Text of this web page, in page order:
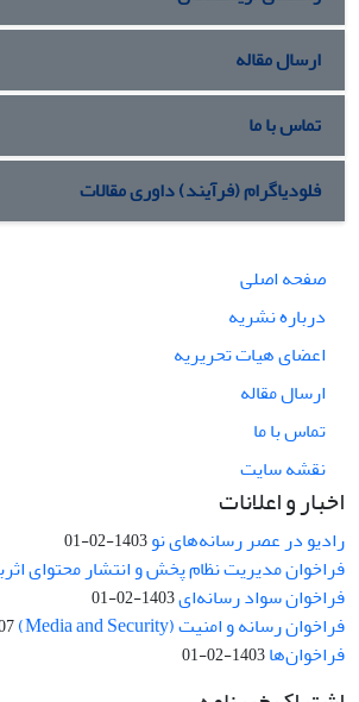
ارسال مقاله
تماس با ما
فلودیاگرام (فرآیند) داوری مقالات
صفحه اصلی
درباره نشریه
اعضای هیات تحریریه
ارسال مقاله
تماس با ما
نقشه سایت
اخبار و اعلانات
رادیو در عصر رسانه‌های نو1403-02-01
فراخوان مدیریت نظام پخش و انتشار محتوای
فراخوان سواد رسانه‌ای1403-02-01
فراخوان رسانه و امنیت (Media and Security)
فراخوان‌ها1403-02-01